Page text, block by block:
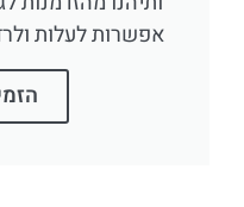
אפשרות לעלות